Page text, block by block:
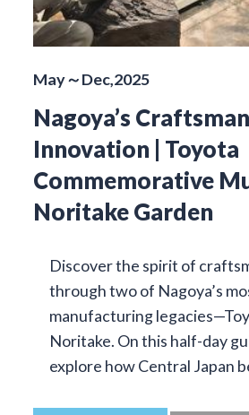
May～Dec,2025
Nagoya’s
Innovation | Toyota
Commemorative
Noritake Garden
Discover the spirit of
through two of Nagoya’s
manufacturing
Noritake. On this half-day
explore how Central Japan